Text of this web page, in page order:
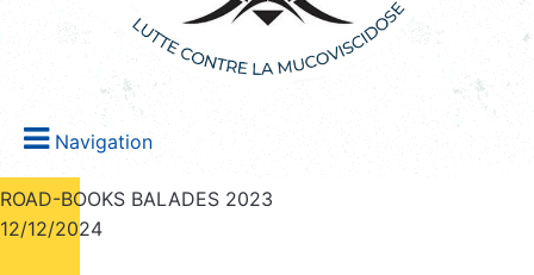
Navigation
ROAD-BOOKS BALADES 2023
12/12/2024